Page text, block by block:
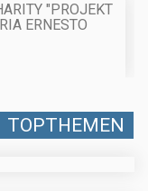
"PROJEKT
ERNESTO
TOPTHEMEN